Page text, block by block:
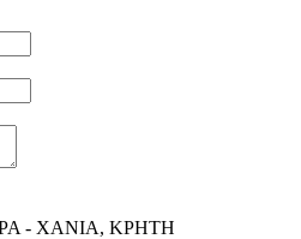
- ΧΑΝΙΑ, ΚΡΗΤΗ